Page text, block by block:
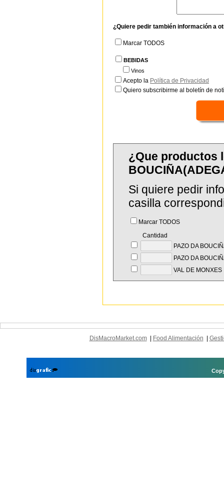
¿Quiere pedir también información a
Marcar TODOS
BEBIDAS
Vinos
Acepto la Política de Privacidad
Quiero subscribirme al boletín de
¿Que productos
Si quiere pedir
casilla
Marcar TODOS
Cantidad
PAZO DA
PAZO DA
VAL DE MONXES
DisMacroMarket.com| Food Alimentación